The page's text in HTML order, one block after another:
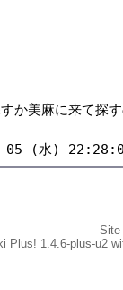
美麻に来て探
Plus! 1.4.6-plus-u2